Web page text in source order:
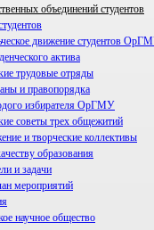
объединений студентов
движение студентов
актива
трудовые отряды
и правопорядка
избирателя ОрГМУ
советы трех общежитий
и творческие коллективы
"Полигон"
образования
и задачи
мероприятий
научное общество